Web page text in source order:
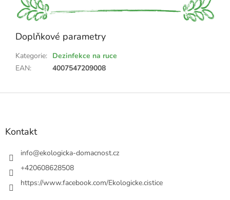
Doplňkové parametry
Kategorie: Dezinfekce na ruce
EAN: 4007547209008
Z
Kontakt
info@ekologicka-domacnost.cz
+420608628508
https://www.facebook.com/Ekologicke.cistice